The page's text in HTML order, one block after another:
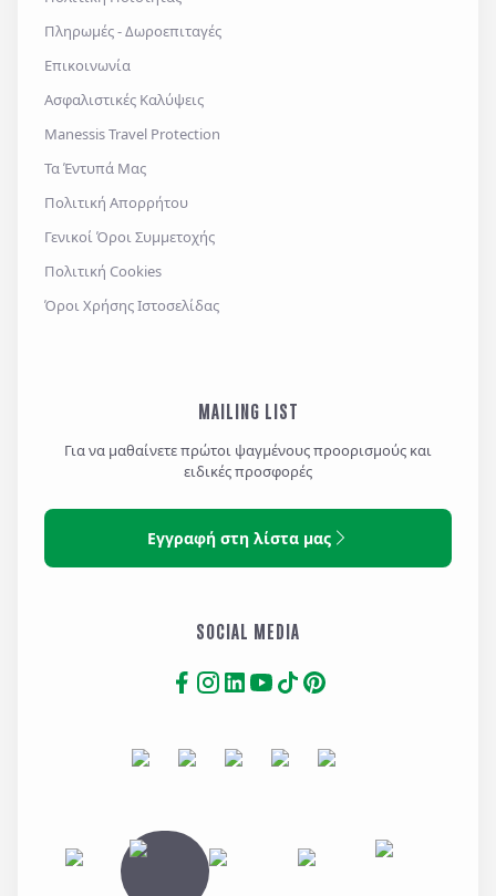
Πληρωμές - Δωροεπιταγές
Επικοινωνία
Ασφαλιστικές Καλύψεις
Manessis Travel Protection
Τα Έντυπά Μας
Πολιτική Απορρήτου
Γενικοί Όροι Συμμετοχής
Πολιτική Cookies
Όροι Χρήσης Ιστοσελίδας
MAILING LIST
Για να μαθαίνετε πρώτοι ψαγμένους προορισμούς και
ειδικές προσφορές
Εγγραφή στη λίστα μας
SOCIAL MEDIA